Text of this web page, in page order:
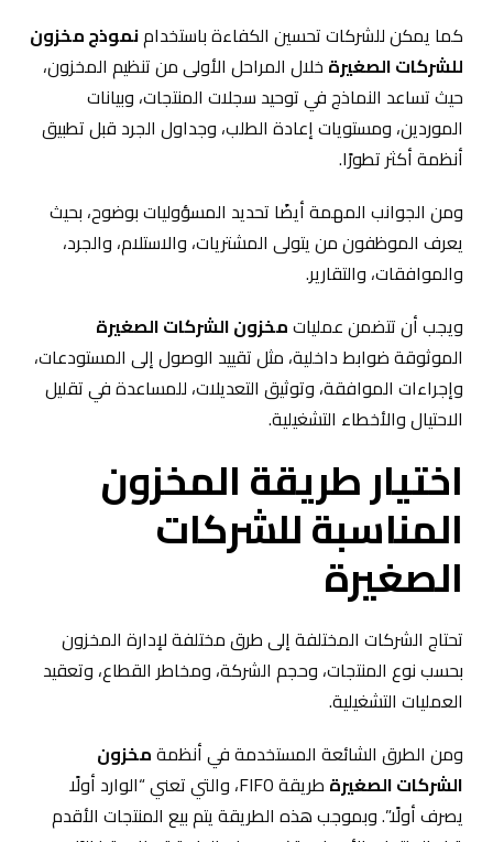
كما يمكن للشركات تحسين الكفاءة باستخدامنموذج مخزون
للشركات الصغيرة خلال المراحل الأولى من تنظيم المخزون،
حيث تساعد النماذج في توحيد سجلات المنتجات، وبيانات
الموردين، ومستويات إعادة الطلب، وجداول الجرد قبل تطبيق
أنظمة أكثر تطورًا.
ومن الجوانب المهمة أيضًا تحديد المسؤوليات بوضوح، بحيث
يعرف الموظفون من يتولى المشتريات، والاستلام، والجرد،
والموافقات، والتقارير.
ويجب أن تتضمن عملياتمخزون الشركات الصغيرة
الموثوقة ضوابط داخلية، مثل تقييد الوصول إلى المستودعات،
وإجراءات الموافقة، وتوثيق التعديلات، للمساعدة في تقليل
الاحتيال والأخطاء التشغيلية.
اختيار طريقة المخزون
المناسبة للشركات
الصغيرة
تحتاج الشركات المختلفة إلى طرق مختلفة لإدارة المخزون
بحسب نوع المنتجات، وحجم الشركة، ومخاطر القطاع، وتعقيد
العمليات التشغيلية.
ومن الطرق الشائعة المستخدمة في أنظمةمخزون
الشركات الصغيرة
طريقة FIFO، والتي تعني “الوارد أولًا
يصرف أولًا”. وبموجب هذه الطريقة يتم بيع المنتجات الأقدم